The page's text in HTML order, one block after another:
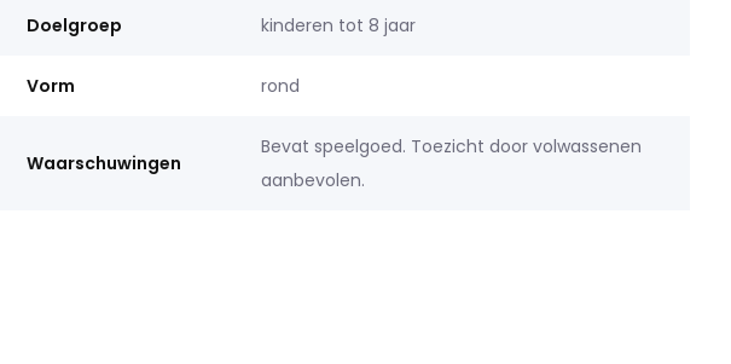
Doelgroep kinderen tot 8 jaar
Vorm rond
Waarschuwingen
Bevat speelgoed. Toezicht door volwassenen
aanbevolen.